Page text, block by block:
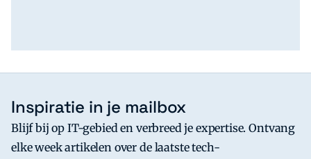
Inspiratie in je mailbox
Blijf bij op IT-gebied en verbreed je expertise. Ontvang
elke week artikelen over de laatste tech-